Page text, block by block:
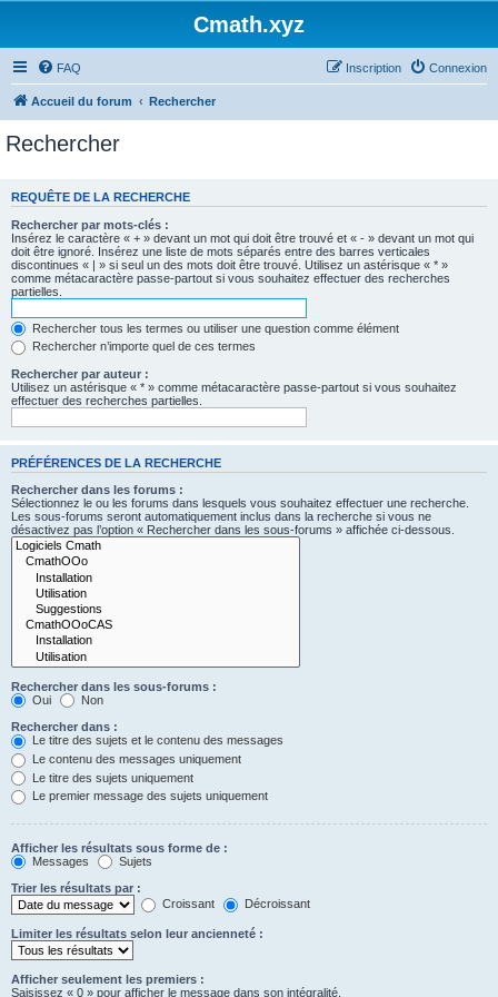
Cmath.xyz
FAQ Connexion
Inscription
Accueil du forum Rechercher
Rechercher
REQUÊTE DE LA RECHERCHE
Rechercher par mots-clés :
Insérez le caractère « + » devant un mot qui doit être trouvé et « - » devant un mot qui
doit être ignoré. Insérez une liste de mots séparés entre des barres verticales
discontinues « | » si seul un des mots doit être trouvé. Utilisez un astérisque « * »
comme métacaractère passe-partout si vous souhaitez effectuer des recherches
partielles.
Rechercher tous les termes ou utiliser une question comme élément
Rechercher n’importe quel de ces termes
Rechercher par auteur :
Utilisez un astérisque « * » comme métacaractère passe-partout si vous souhaitez
effectuer des recherches partielles.
PRÉFÉRENCES DE LA RECHERCHE
Rechercher dans les forums :
Sélectionnez le ou les forums dans lesquels vous souhaitez effectuer une recherche.
Les sous-forums seront automatiquement inclus dans la recherche si vous ne
désactivez pas l’option « Rechercher dans les sous-forums » affichée ci-dessous.
Rechercher dans les sous-forums :
Oui
Non
Rechercher dans :
Le titre des sujets et le contenu des messages
Le contenu des messages uniquement
Le titre des sujets uniquement
Le premier message des sujets uniquement
Afficher les résultats sous forme de :
Messages
Sujets
Trier les résultats par :
Croissant
Décroissant
Limiter les résultats selon leur ancienneté :
Afficher seulement les premiers :
Saisissez « 0 » pour afficher le message dans son intégralité.